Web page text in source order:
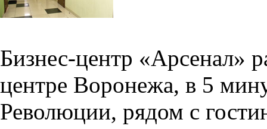
Бизнес-центр «Арсенал»
центре Воронежа, в 5
Революции, рядом с